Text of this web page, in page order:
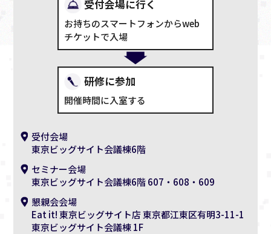
受付会場に行く
お持ちのスマートフォンからweb
チケットで入場
研修に参加
開催時間に入室する
受付会場
東京ビッグサイト会議棟6階
セミナー会場
東京ビッグサイト会議棟6階 607・608・609
懇親会会場
Eat it! 東京ビッグサイト店 東京都江東区有明3-11-1
東京ビッグサイト会議棟 1F